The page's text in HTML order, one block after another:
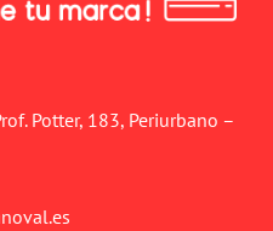
Potter, 183, Periurbano –